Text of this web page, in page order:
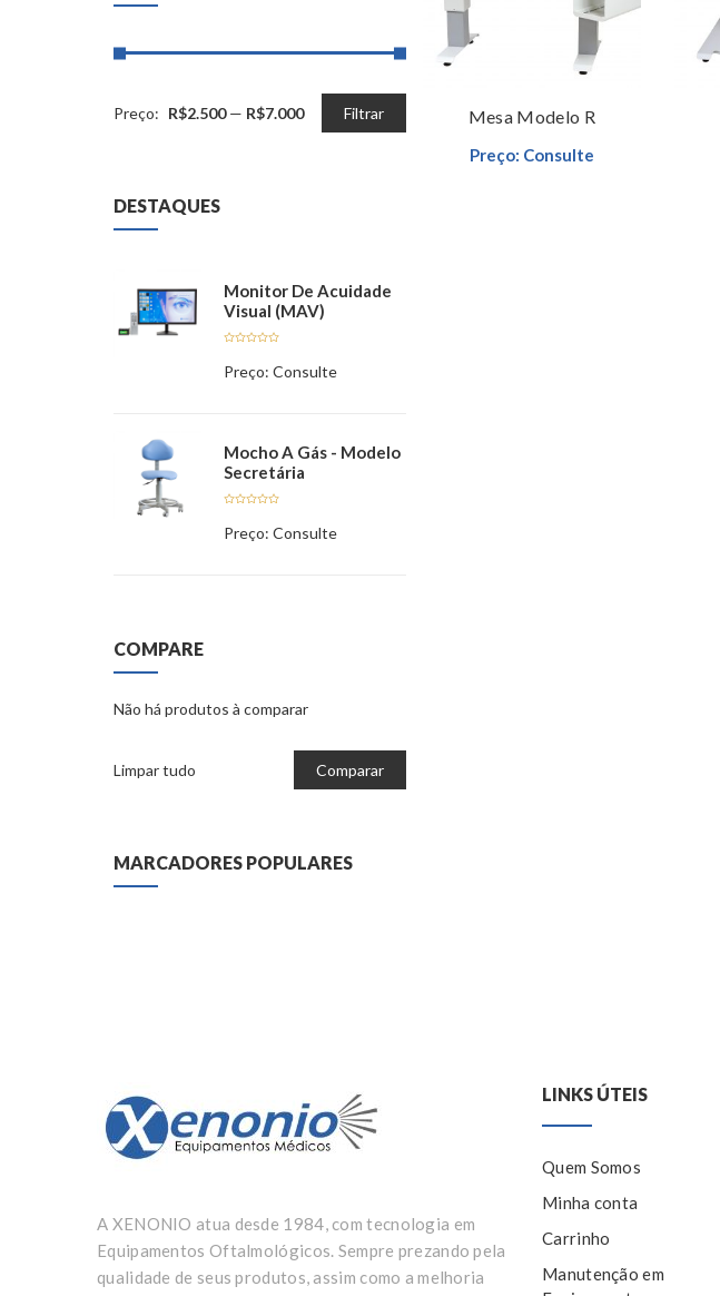
Filtrar
Preço: R$2.500— R$7.000
DESTAQUES
Monitor De Acuidade
Visual (MAV)
Avaliação
5.00de 5
Preço: Consulte
Mocho A Gás - Modelo
Secretária
Avaliação
5.00de 5
Preço: Consulte
COMPARE
Não há produtos à comparar
Limpar tudo Comparar
MARCADORES POPULARES
Preço: Consulte
Mesa Modelo R
Preço: Consulte
A XENONIO atua desde 1984, com tecnologia em
Equipamentos Oftalmológicos. Sempre prezando pela
qualidade de seus produtos, assim como a melhoria
LINKS ÚTEIS
Quem Somos
Minha conta
Carrinho
Manutenção em